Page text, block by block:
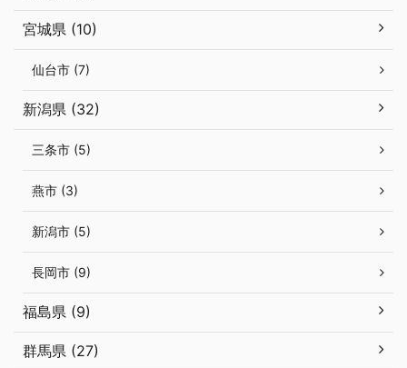
宮城県 (10)
仙台市 (7)
新潟県 (32)
三条市 (5)
燕市 (3)
新潟市 (5)
長岡市 (9)
福島県 (9)
群馬県 (27)